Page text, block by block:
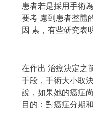
患者若是採用手術
要考 慮到患者整體
因 素，有些研究表
在作出 治療決定之
手段，手術大小取
說，如果她的癌症
目的：對癌症分期